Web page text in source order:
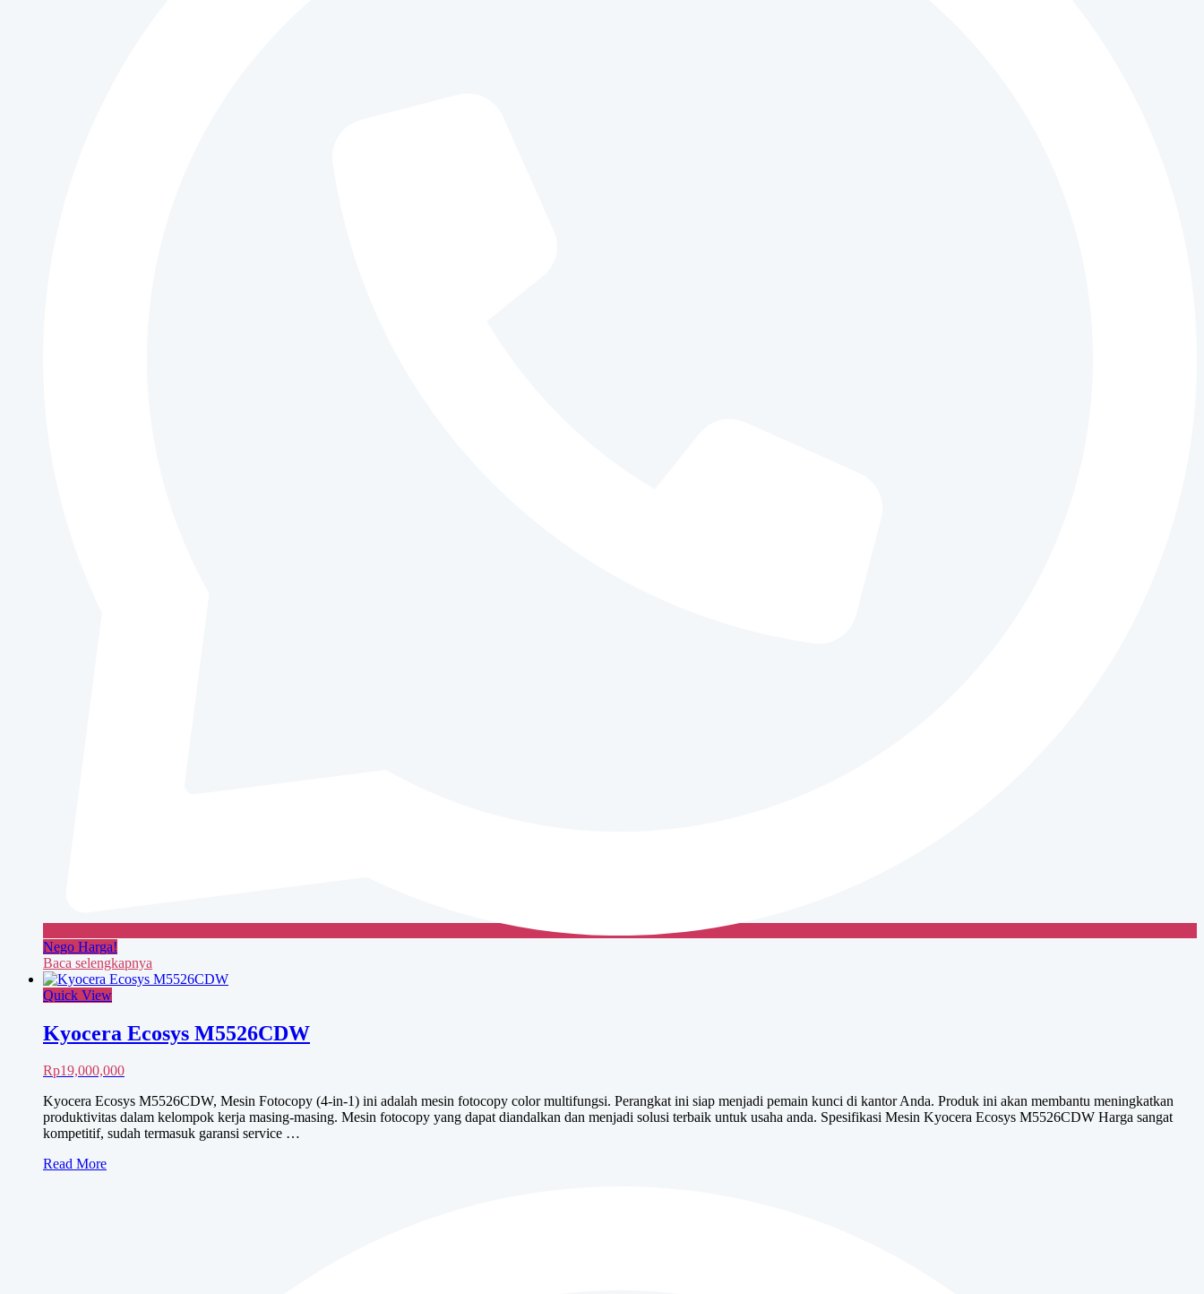
Nego Harga!
Baca selengkapnya
Quick View
Kyocera Ecosys M5526CDW
Rp19,000,000
Kyocera Ecosys M5526CDW, Mesin Fotocopy (4-in-1) ini adalah mesin fotocopy color multifungsi. Perangkat ini siap menjadi pemain kunci di kantor Anda. Produk ini akan membantu meningkatkan
produktivitas dalam kelompok kerja masing-masing. Mesin fotocopy yang dapat diandalkan dan menjadi solusi terbaik untuk usaha anda. Spesifikasi Mesin Kyocera Ecosys M5526CDW Harga sangat
kompetitif, sudah termasuk garansi service …
Kyocera
Read More